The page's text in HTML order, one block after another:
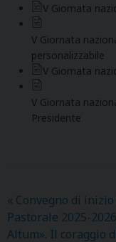
V Giornata
V Giornata
personalizzabile
V Giornata
V Giornata
Presidente
« Convegno di
Pastorale 2025-
Altum». Il coraggio